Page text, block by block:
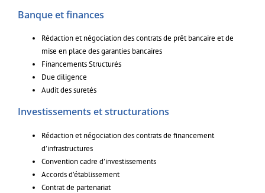
Banque et finances
Rédaction et négociation des contrats de prêt bancaire et de
mise en place des garanties bancaires
Financements Structurés
Due diligence
Audit des suretés
Investissements et structurations
Rédaction et négociation des contrats de financement
d’infrastructures
Convention cadre d’investissements
Accords d’établissement
Contrat de partenariat